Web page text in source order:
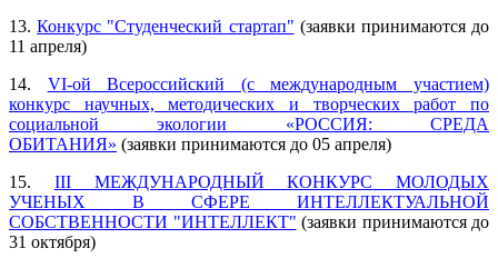
13.Конкурс "Студенческий стартап" (заявки принимаются до
11 апреля)
14. VI-ой Всероссийский (с международным участием)
конкурс научных, методических и творческих работ по
социальной экологии «РОССИЯ: СРЕДА
ОБИТАНИЯ» (заявки принимаются до 05 апреля)
15. III МЕЖДУНАРОДНЫЙ КОНКУРС МОЛОДЫХ
УЧЕНЫХ В СФЕРЕ ИНТЕЛЛЕКТУАЛЬНОЙ
СОБСТВЕННОСТИ "ИНТЕЛЛЕКТ" (заявки принимаются до
31 октября)